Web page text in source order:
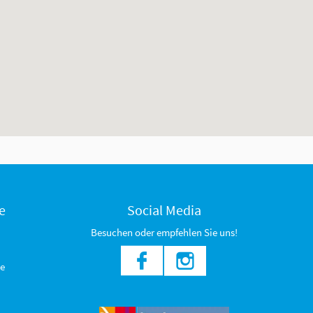
Social Media
Besuchen oder empfehlen Sie uns!